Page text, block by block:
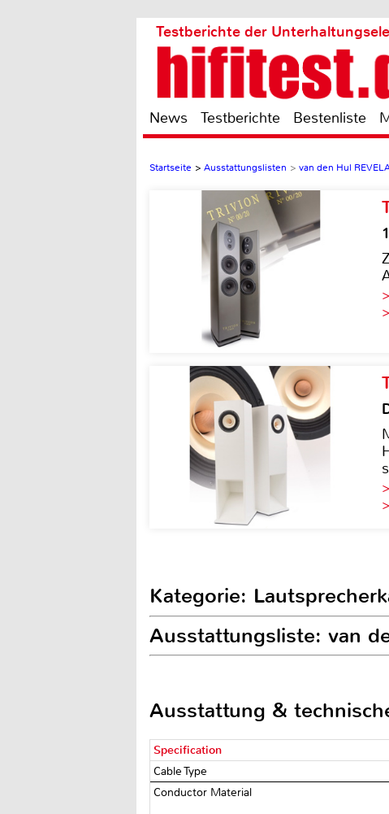
Testberichte der
News Testberichte Bestenliste
Startseite > Ausstattungslisten > van den Hul
Kategorie:
Ausstattungsliste: van
Ausstattung &
Specification
Cable Type
Conductor Material